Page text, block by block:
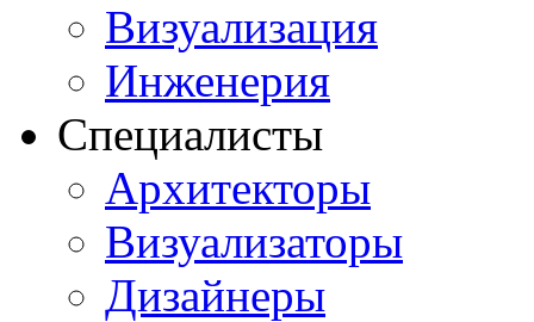
Визуализация
Инженерия
Специалисты
Архитекторы
Визуализаторы
Дизайнеры